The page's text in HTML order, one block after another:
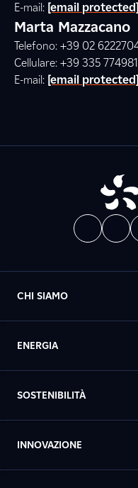
E-mail: [email protected]
Marta Mazzacano
Telefono: +39 02
Cellulare: +39 335
E-mail: [email protected]
CHI SIAMO
ENERGIA
SOSTENIBILITÀ
INNOVAZIONE